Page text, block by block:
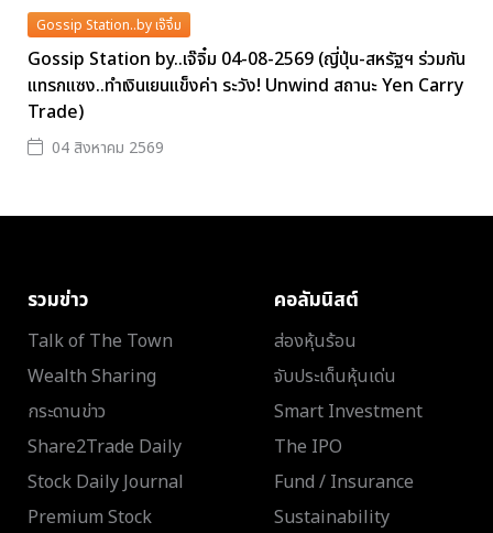
Gossip Station..by เจ๊จิ๋ม
Gossip Station by..เจ๊จิ๋ม 04-08-2569 (ญี่ปุ่น-สหรัฐฯ ร่วมกัน
แทรกแซง..ทำเงินเยนแข็งค่า ระวัง! Unwind สถานะ Yen Carry
Trade)
04 สิงหาคม 2569
รวมข่าว
Talk of The Town
Wealth Sharing
กระดานข่าว
Share2Trade Daily
Stock Daily Journal
Premium Stock
คอลัมนิสต์
ส่องหุ้นร้อน
จับประเด็นหุ้นเด่น
Smart Investment
The IPO
Fund / Insurance
Sustainability